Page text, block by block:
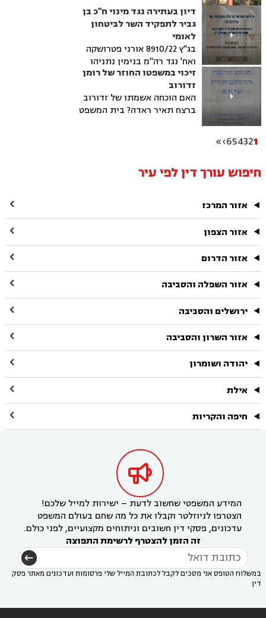
עורך דין תעבורה, מסביר כיצד
לבדוק את תקפות הדוח, מהי
אמינות מצלמות האכיפה, ומתי
ניתן לטעון לחפות בעל הרכב.
מידע חשוב לכל מי שקיבל דוח
מצלמה ורוצה לדעת מהן זכויותיו.
דיון בעתירה נגד מינוי ח"כ בן
גביר לתפקיד השר לביטחון
לאומי
בג"ץ 8910/22 אורני פטרושקה
ואח' נגד רה"מ בנימין נתניהו
ואח'. דיון בפני הרכב השופטים:
אב"ד יצחק עמית, דוד מינץ
ויחיאל כשר
זיכוי במשפטו החוזר של רומן
זדורוב
האם הוכחה אשמתו של זדורוב
ברצח תאיר ראדה? בית המשפט
1
2
3
4
5
6
›
»
חיפוש עורך דין לפי עיר
אזור המרכז 
אזור הצפון 
אזור הדרום 
אזור השפלה והסביבה 
ירושלים והסביבה 
אזור השרון והסביבה 
יהודה ושומרון 
אילת 
חיפה והקריות 

המידע המשפטי שחשוב לדעת – ישירות למייל שלכם!
הצטרפו לניוזלטר וקבלו את כל מה שחם בעולם המשפט
עדכונים, פסקי דין חשובים וניתוחים מקצועיים, לפני כולם.
זה הזמן להצטרף לרשימת התפוצה
במשלוח הטופס אני מסכים לקבל לכתובת המייל שלי פרסומות ועדכונים מאתר פסק
דין